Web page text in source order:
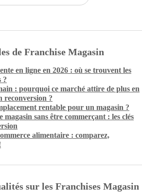
de Franchise Magasin
en ligne en 2026 : où se trouvent les
?
: pourquoi ce marché attire de plus en
reconversion ?
rentable pour un magasin ?
sans être commerçant : les clés
alimentaire : comparez,
sur les Franchises Magasin